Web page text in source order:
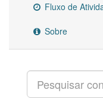
Fluxo de
Sobre